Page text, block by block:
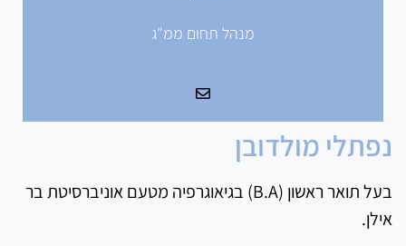
מנהל תחום ממ"ג
נפתלי מולדובן
בעל תואר ראשון (B.A) בגיאוגרפיה מטעם אוניברסיטת בר
אילן.